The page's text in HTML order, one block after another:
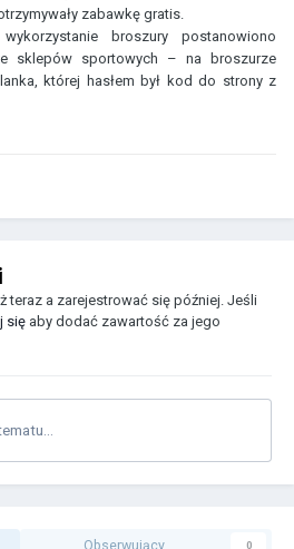
zabawkę gratis.
broszury postanowiono
sklepów sportowych – na broszurze
której hasłem był kod do strony z
teraz a zarejestrować się później. Jeśli
się aby dodać zawartość za jego
Obserwujący 0